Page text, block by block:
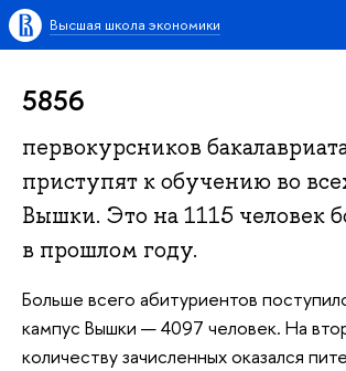
Высшая школа экономики
5856
первокурсников
приступят к обучению во
Вышки. Это на 1115 человек
в прошлом году.
Больше всего абитуриентов
кампус Вышки — 4097 человек. На
количеству зачисленных оказался